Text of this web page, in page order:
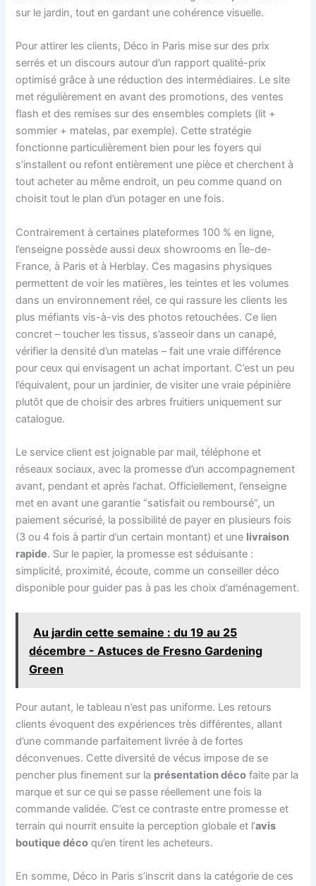
sur le jardin, tout en gardant une cohérence visuelle.
Pour attirer les clients, Déco in Paris mise sur des prix
serrés et un discours autour d’un rapport qualité-prix
optimisé grâce à une réduction des intermédiaires. Le site
met régulièrement en avant des promotions, des ventes
flash et des remises sur des ensembles complets (lit +
sommier + matelas, par exemple). Cette stratégie
fonctionne particulièrement bien pour les foyers qui
s’installent ou refont entièrement une pièce et cherchent à
tout acheter au même endroit, un peu comme quand on
choisit tout le plan d’un potager en une fois.
Contrairement à certaines plateformes 100 % en ligne,
l’enseigne possède aussi deux showrooms en Île-de-
France, à Paris et à Herblay. Ces magasins physiques
permettent de voir les matières, les teintes et les volumes
dans un environnement réel, ce qui rassure les clients les
plus méfiants vis-à-vis des photos retouchées. Ce lien
concret – toucher les tissus, s’asseoir dans un canapé,
vérifier la densité d’un matelas – fait une vraie différence
pour ceux qui envisagent un achat important. C’est un peu
l’équivalent, pour un jardinier, de visiter une vraie pépinière
plutôt que de choisir des arbres fruitiers uniquement sur
catalogue.
Le service client est joignable par mail, téléphone et
réseaux sociaux, avec la promesse d’un accompagnement
avant, pendant et après l’achat. Officiellement, l’enseigne
met en avant une garantie “satisfait ou remboursé”, un
paiement sécurisé, la possibilité de payer en plusieurs fois
(3 ou 4 fois à partir d’un certain montant) et une livraison
rapide. Sur le papier, la promesse est séduisante :
simplicité, proximité, écoute, comme un conseiller déco
disponible pour guider pas à pas les choix d’aménagement.
Au jardin cette semaine : du 19 au 25
décembre - Astuces de Fresno Gardening
Green
Pour autant, le tableau n’est pas uniforme. Les retours
clients évoquent des expériences très différentes, allant
d’une commande parfaitement livrée à de fortes
déconvenues. Cette diversité de vécus impose de se
pencher plus finement sur la présentation déco faite par la
marque et sur ce qui se passe réellement une fois la
commande validée. C’est ce contraste entre promesse et
terrain qui nourrit ensuite la perception globale et l’avis
boutique déco qu’en tirent les acheteurs.
En somme, Déco in Paris s’inscrit dans la catégorie de ces